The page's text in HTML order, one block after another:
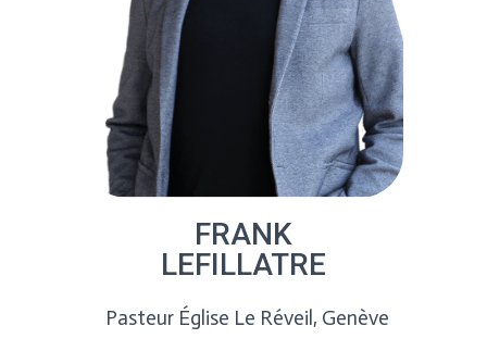
FRANK
LEFILLATRE
Pasteur Église Le Réveil, Genève